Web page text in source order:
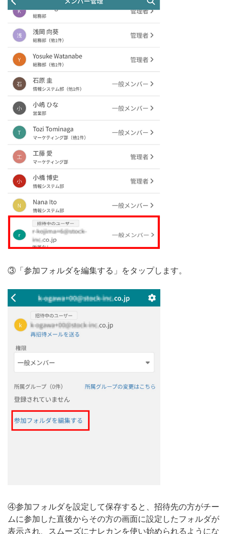
③「参加フォルダを編集する」をタップします。
④参加フォルダを設定して保存すると、招待先の方がチー
ムに参加した直後からその方の画面に設定したフォルダが
表示され、スムーズにナレカンを使い始められるようにな